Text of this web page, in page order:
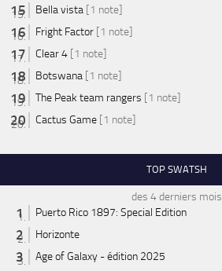
Bella vista [1 note]
Fright Factor [1 note]
Clear 4 [1 note]
Botswana [1 note]
The Peak team rangers [1 note]
Cactus Game [1 note]
TOP SWATSH
des 4 derniers mois
Puerto Rico 1897: Special Edition
Horizonte
Age of Galaxy - édition 2025